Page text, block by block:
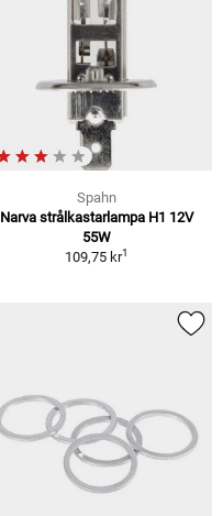
Spahn
Narva strålkastarlampa H1 12V
55W
109,75 kr1